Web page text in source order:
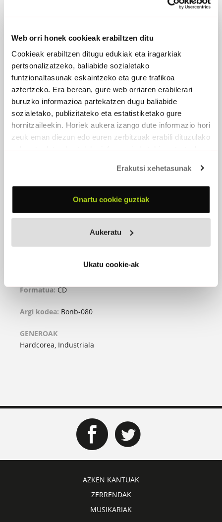
Web orri honek cookieak erabiltzen ditu
Cookieak erabiltzen ditugu edukiak eta iragarkiak
pertsonalizatzeko, baliabide sozialetako
funtzionaltasunak eskaintzeko eta gure trafikoa
aztertzeko. Era berean, gure web orriaren erabilerari
buruzko informazioa partekatzen dugu baliabide
sozialetako, publizitateko eta estatistiketako gure
hornitzaileekin. Horiek aukera izango dute informazio hori
zeuk eman diezun edo euren zerbitzuak erabili dituzulako
Erakutsi xehetasunak
Onartu cookie guztiak
Aukeratu
Ukatu cookie-ak
(ASKOREN ARTEAN)
Metro karratu batean
Formatua:CD
Argi kodea: Bonb-080
GENEROAK
Hardcorea, Industriala
AZKEN KANTUAK
ZERRENDAK
MUSIKARIAK